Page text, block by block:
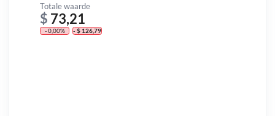
Totale waarde
$ 73,21
- 0,00% - $ 126,79